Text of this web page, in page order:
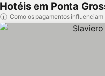
Hotéis em Ponta
Como os pagamentos influenciam